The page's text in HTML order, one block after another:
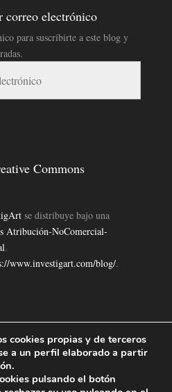
correo electrónico
para suscribirte a este blog y
Commons
se distribuye bajo una
Atribución-NoComercial-
.
www.investigart.com/blog/.
Legal|Política de Cookies|
|
cookies propias y de terceros
a un perfil elaborado a partir
pulsando el botón